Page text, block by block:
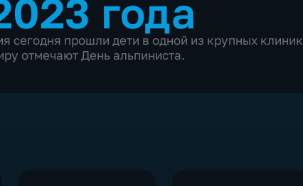
года
сегодня прошли дети в одной из крупных клиник
отмечают День альпиниста.